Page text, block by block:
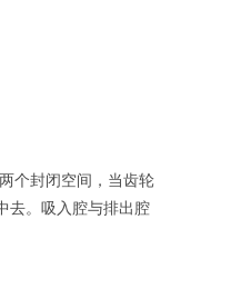
个封闭空间，当齿轮
去。吸入腔与排出腔